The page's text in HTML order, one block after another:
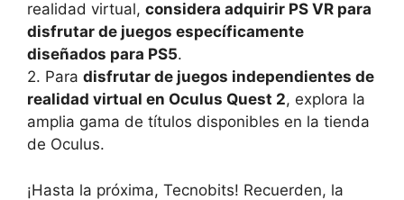
realidad virtual,‍ considera adquirir PS VR para​
disfrutar de⁣ juegos específicamente
diseñados para PS5.
2. Para disfrutar de juegos⁣ independientes de
realidad virtual en ⁤Oculus ⁢Quest 2, explora ‌la
amplia gama de títulos disponibles en la‍ tienda
‌de Oculus.
¡Hasta la ‌próxima, Tecnobits! Recuerden, la